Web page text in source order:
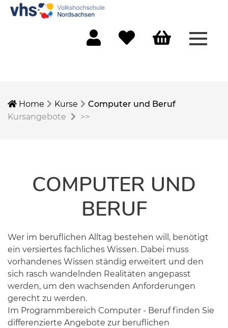
Home Kurse
Computer und Beruf
Kursangebote
>>
COMPUTER UND
BERUF
Wer im beruflichen Alltag bestehen will, benötigt
ein versiertes fachliches Wissen. Dabei muss
vorhandenes Wissen ständig erweitert und den
sich rasch wandelnden Realitäten angepasst
werden, um den wachsenden Anforderungen
gerecht zu werden.
Im Programmbereich Computer - Beruf finden Sie
differenzierte Angebote zur beruflichen